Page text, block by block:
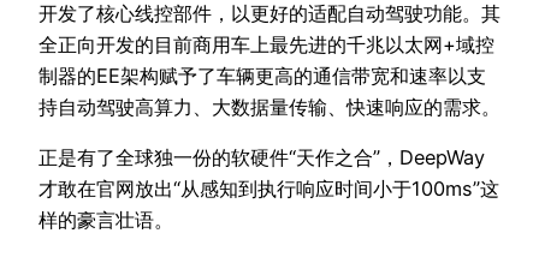
开发了核心线控部件，以更好的适配自动驾驶功能。其
全正向开发的目前商用车上最先进的千兆以太网+域控
制器的EE架构赋予了车辆更高的通信带宽和速率以支
持自动驾驶高算力、大数据量传输、快速响应的需求。
正是有了全球独一份的软硬件“天作之合”，DeepWay
才敢在官网放出“从感知到执行响应时间小于100ms”这
样的豪言壮语。